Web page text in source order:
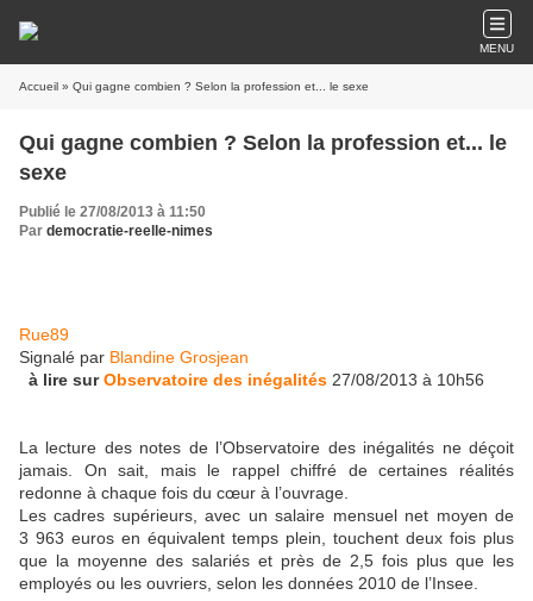
MENU
Accueil » Qui gagne combien ? Selon la profession et... le sexe
Qui gagne combien ? Selon la profession et... le
sexe
Publié le 27/08/2013 à 11:50
Par democratie-reelle-nimes
Rue89
Signalé par Blandine Grosjean
à lire surObservatoire des inégalités 27/08/2013 à 10h56
La lecture des notes de l’Observatoire des inégalités ne déçoit
jamais. On sait, mais le rappel chiffré de certaines réalités
redonne à chaque fois du cœur à l’ouvrage.
Les cadres supérieurs, avec un salaire mensuel net moyen de
3 963 euros en équivalent temps plein, touchent deux fois plus
que la moyenne des salariés et près de 2,5 fois plus que les
employés ou les ouvriers, selon les données 2010 de l’Insee.